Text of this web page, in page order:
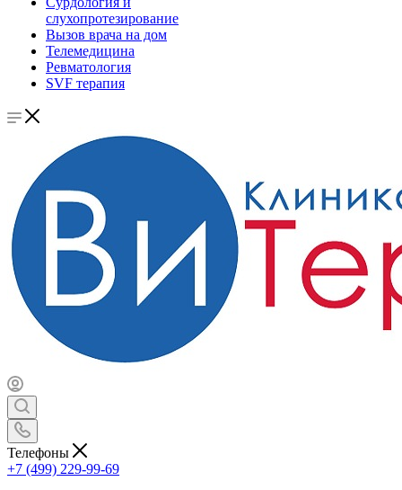
слухопротезирование
Вызов врача на дом
Телемедицина
Ревматология
SVF терапия
Телефоны
+7 (499) 229-99-69